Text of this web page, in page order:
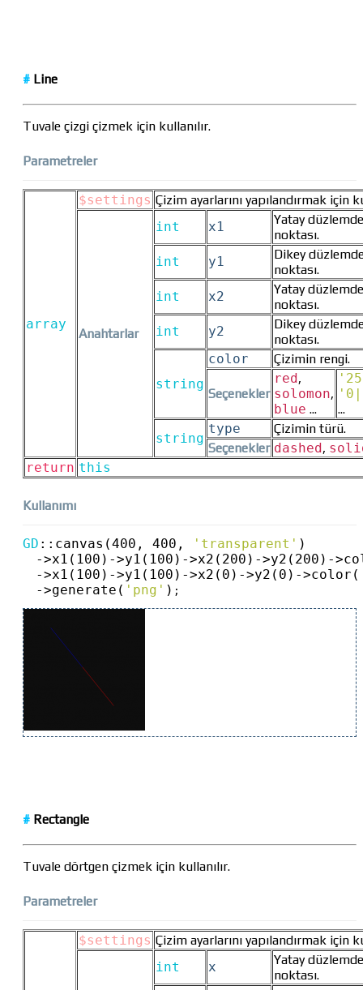
# Line
Tuvale çizgi çizmek için kullanılır.
Parametreler
array
$settings Çizim ayarlarını yapılandırmak için
Anahtarlar
int x1
Yatay
noktası.
int
y1
Dikey
noktası.
int
x2
Yatay
noktası.
int
y2
Dikey
noktası.
string
color Çizimin rengi.
Seçenekler
red ,
solomon,
blue ...
...
string
type
Çizimin türü.
Seçenekler dashed ,
return this
Kullanımı
GD :: canvas(400, 400, 'transparent' )
->x1(100) ->y1(100) ->x2(200) ->y2(200) ->
->x1(100) ->y1(100) ->x2(0) ->y2(0) ->color(
->generate( 'png' ) ;
# Rectangle
Tuvale dörtgen çizmek için kullanılır.
Parametreler
$settings Çizim ayarlarını yapılandırmak için
int x
Yatay
noktası.